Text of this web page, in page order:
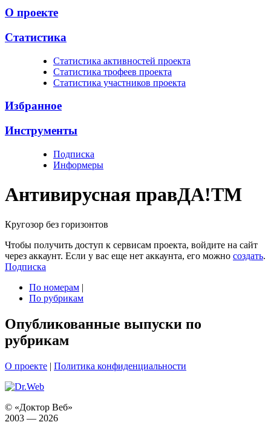
О проекте
Статистика
Cтатистика активностей проекта
Cтатистика трофеев проекта
Cтатистика участников проекта
Избранное
Инструменты
Подписка
Информеры
Антивирусная правДА!TM
Кругозор без горизонтов
Чтобы получить доступ к сервисам проекта, войдите на сайт
через аккаунт. Если у вас еще нет аккаунта, его можно создать.
Подписка
По номерам |
По рубрикам
Опубликованные выпуски по
рубрикам
О проекте | Политика конфиденциальности
© «Доктор Веб»
2003 — 2026